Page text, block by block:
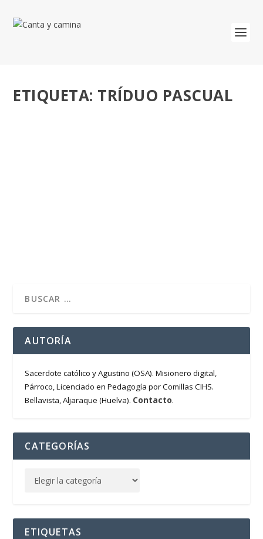
ETIQUETA: TRÍDUO PASCUAL
AUTORÍA
Sacerdote católico y Agustino (OSA). Misionero digital,
Párroco, Licenciado en Pedagogía por Comillas CIHS.
Bellavista, Aljaraque (Huelva). Contacto.
CATEGORÍAS
ETIQUETAS